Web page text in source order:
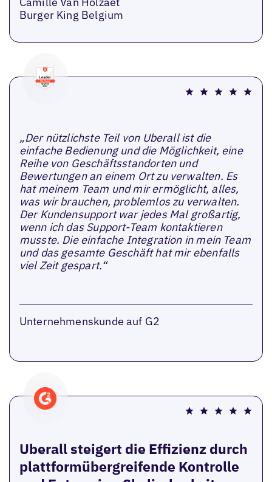
Burger King Belgium
„Der nützlichste Teil von Uberall ist die
einfache Bedienung und die Möglichkeit, eine
Reihe von Geschäftsstandorten und
Bewertungen an einem Ort zu verwalten. Es
hat meinem Team und mir ermöglicht, alles,
was wir brauchen, problemlos zu verwalten.
Der Kundensupport war jedes Mal großartig,
wenn ich das Support-Team kontaktieren
musste. Die einfache Integration in mein Team
und das gesamte Geschäft hat mir ebenfalls
viel Zeit gespart.“
Unternehmenskunde auf G2
Uberall steigert die Effizienz durch
plattformübergreifende Kontrolle